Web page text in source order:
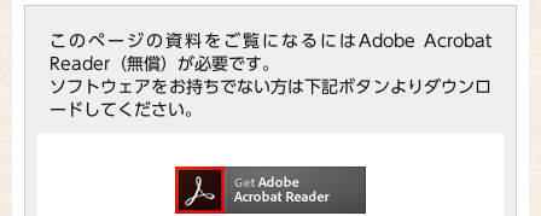
このページの資料をご覧になるにはAdobe Acrobat
Reader（無償）が必要です。
ソフトウェアをお持ちでない方は下記ボタンよりダウンロ
ードしてください。